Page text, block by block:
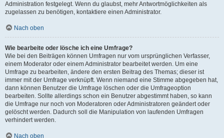
Administration festgelegt. Wenn du glaubst, mehr Antwortmöglichkeiten als
zugelassen zu benötigen, kontaktiere einen Administrator.
Nach oben
Wie bearbeite oder lösche ich eine Umfrage?
Wie bei den Beiträgen können Umfragen nur vom ursprünglichen Verfasser,
einem Moderator oder einem Administrator bearbeitet werden. Um eine
Umfrage zu bearbeiten, ändere den ersten Beitrag des Themas; dieser ist
immer mit der Umfrage verknüpft. Wenn niemand eine Stimme abgegeben hat,
dann können Benutzer die Umfrage löschen oder die Umfrageoption
bearbeiten. Sollte allerdings schon ein Benutzer abgestimmt haben, so kann
die Umfrage nur noch von Moderatoren oder Administratoren geändert oder
gelöscht werden. Dadurch soll die Manipulation von laufenden Umfragen
verhindert werden.
Nach oben